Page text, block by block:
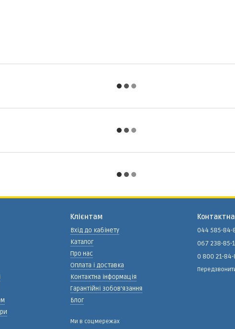
Клієнтам
Вхід до кабінету
Каталог
Про нас
Оплата і доставка
Контактна інформація
Гарантійні зобов'язання
Блог
Ми в соцмережах
044 585-84-
067 238-85-
0 800 21-84-